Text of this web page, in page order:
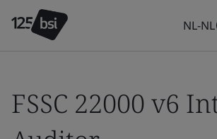
NL-NL
FSSC 22000 v6